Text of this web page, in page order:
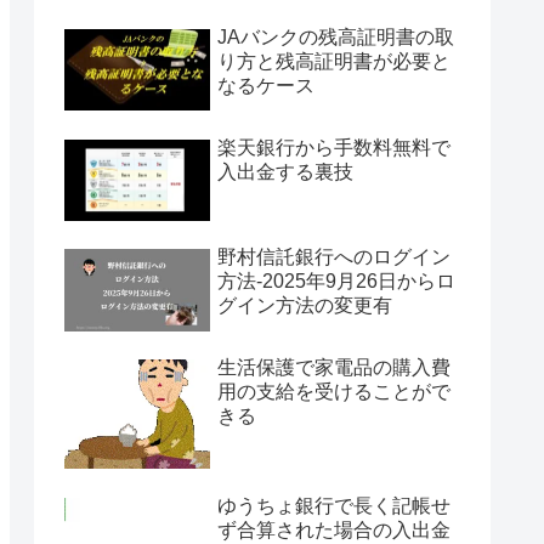
JAバンクの残高証明書の取
り方と残高証明書が必要と
なるケース
楽天銀行から手数料無料で
入出金する裏技
野村信託銀行へのログイン
方法-2025年9月26日からロ
グイン方法の変更有
生活保護で家電品の購入費
用の支給を受けることがで
きる
ゆうちょ銀行で長く記帳せ
ず合算された場合の入出金